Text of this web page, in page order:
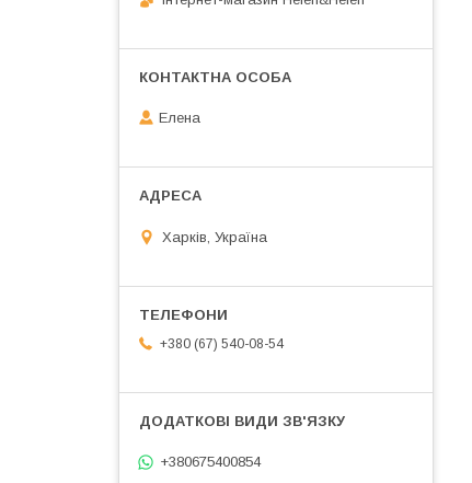
Елена
Харків, Україна
+380 (67) 540-08-54
+380675400854